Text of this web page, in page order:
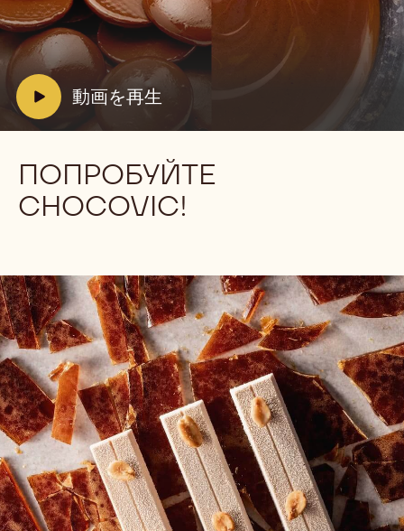
V
e
o
:
動画を再生
動
を
再
生:
動
ПОПРОБУЙТЕ
CHOCOVIC!